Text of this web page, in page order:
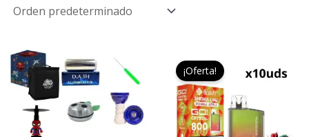
producto
múltiples
variantes.
¡Oferta!
precio
original
era:
99,95 €.
actual
65,00 €.